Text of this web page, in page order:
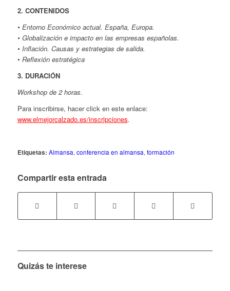
2. CONTENIDOS
• Entorno Económico actual. España, Europa.
• Globalización e impacto en las empresas españolas.
• Inflación. Causas y estrategias de salida.
• Reflexión estratégica
3. DURACIÓN
Workshop de 2 horas.
Para inscribirse, hacer click en este enlace:
www.elmejorcalzado.es/inscripciones.
Etiquetas: Almansa, conferencia en almansa, formación
Compartir esta entrada
Quizás te interese